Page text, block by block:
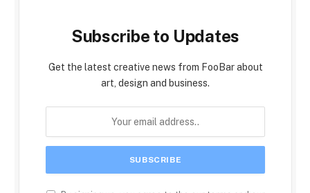
Subscribe to Updates
Get the latest creative news from FooBar about
art, design and business.